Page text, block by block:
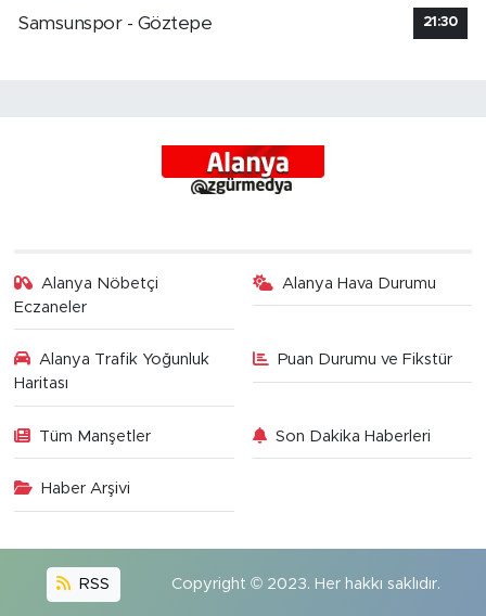
Samsunspor - Göztepe
21:30
Alanya Nöbetçi
Eczaneler
Alanya Hava Durumu
Alanya Trafik Yoğunluk
Haritası
Puan Durumu ve Fikstür
Tüm Manşetler Son Dakika Haberleri
Haber Arşivi
RSS Copyright © 2023. Her hakkı saklıdır.